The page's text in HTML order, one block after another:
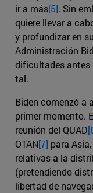
ir a más[5]. Sin
quiere llevar a
y profundizar en
Administración
dificultades antes
tal.
Biden comenzó a
primer momento.
reunión del QUAD
OTAN[7] para
relativas a la
(pretendiendo
libertad de